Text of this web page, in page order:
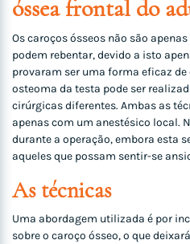
óssea frontal do
Os caroços ósseos não são
podem rebentar, devido a isto
provaram ser uma forma eficaz de
osteoma da testa pode ser
cirúrgicas diferentes. Ambas as
apenas com um anestésico local.
durante a operação, embora esta
aqueles que possam sentir-se
As técnicas
Uma abordagem utilizada é por
sobre o caroço ósseo, o que